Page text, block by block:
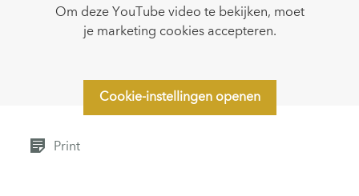
Om deze YouTube video te bekijken, moet
je marketing cookies accepteren.
Cookie-instellingen openen
Print